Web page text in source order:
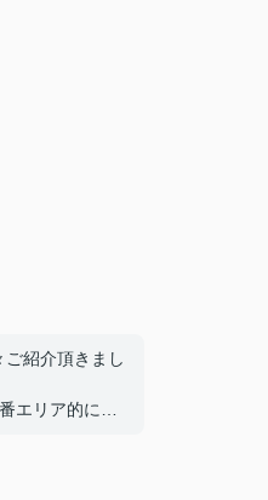
紹介頂きまし
エリア的に良